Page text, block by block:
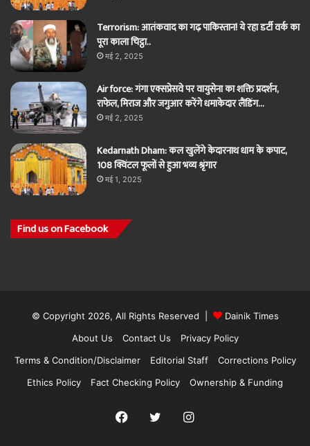
Terrorism: आतंकवाद का गढ़ पाकिस्तान! ये रहा डर्टी वर्क का
पूरा काला चिट्ठा..
मई 2, 2025
Air force: गंगा एक्सप्रेसवे पर वायुसेना का शक्ति प्रदर्शन,
राफेल, मिराज और जगुआर करेंगे धमाकेदार लैंडिंग…
मई 2, 2025
Kedarnath Dham: कल खुलेंगे केदारनाथ धाम के कपाट,
108 क्विंटल फूलों से हुआ भव्य श्रृंगार
मई 1, 2025
Find us on Facebook
© Copyright 2026, All Rights Reserved |
Dainik Times
About Us
Contact Us
Privacy Policy
Terms & Condition/Disclaimer
Editorial Staff
Corrections Policy
Ethics Policy
Fact Checking Policy Ownership & Funding
Facebook
TwitterInstagram